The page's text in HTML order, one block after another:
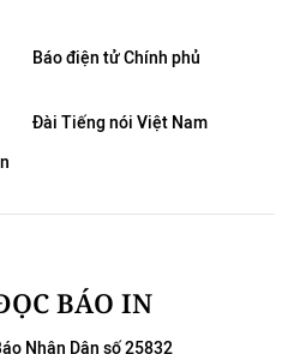
Báo điện tử Chính phủ
Đài Tiếng nói Việt Nam
BÁO IN
Nhân Dân số 25832